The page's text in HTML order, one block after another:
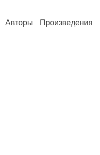
Авторы Произведения